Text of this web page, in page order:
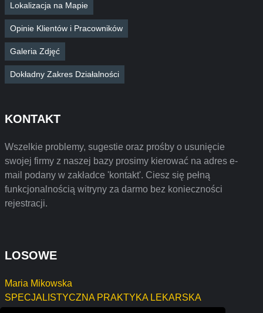
Lokalizacja na Mapie
Opinie Klientów i Pracowników
Galeria Zdjęć
Dokładny Zakres Działalności
KONTAKT
Wszelkie problemy, sugestie oraz prośby o usunięcie
swojej firmy z naszej bazy prosimy kierować na adres e-
mail podany w zakładce 'kontakt'. Ciesz się pełną
funkcjonalnością witryny za darmo bez konieczności
rejestracji.
LOSOWE
Maria Mikowska
SPECJALISTYCZNA PRAKTYKA LEKARSKA